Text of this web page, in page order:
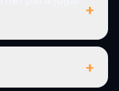
+
+